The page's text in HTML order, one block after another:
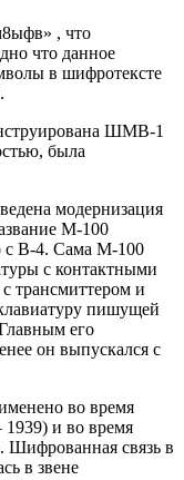
, что
что данное
в шифротексте
ШМВ-1
была
модернизация
М-100
с В-4. Сама М-100
с контактными
трансмиттером и
пишущей
его
он выпускался с
во время
и во время
Шифрованная связь в
в звене